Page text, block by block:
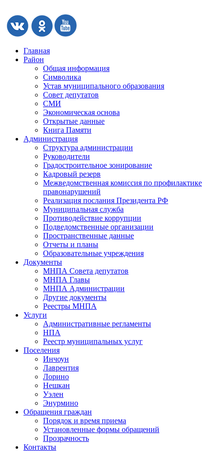
Главная
Район
Общая информация
Символика
Устав муниципального образования
Совет депутатов
СМИ
Экономическая основа
Открытые данные
Книга Памяти
Администрация
Структура администрации
Руководители
Градостроительное зонирование
Кадровый резерв
Межведомственная комиссия по профилактике
правонарушений
Реализация послания Президента РФ
Муниципальная служба
Противодействие коррупции
Подведомственные организации
Пространственные данные
Отчеты и планы
Образовательные учреждения
Документы
МНПА Совета депутатов
МНПА Главы
МНПА Администрации
Другие документы
Реестры МНПА
Услуги
Административные регламенты
НПА
Реестр муниципальных услуг
Поселения
Инчоун
Лаврентия
Лорино
Нешкан
Уэлен
Энурмино
Обращения граждан
Порядок и время приема
Установленные формы обращений
Прозрачность
Контакты